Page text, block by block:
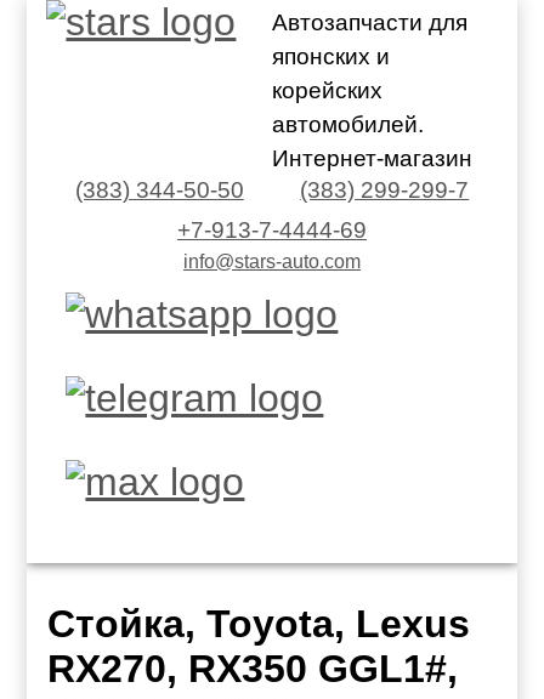
Автозапчасти для
японских и
корейских
автомобилей.
Интернет-магазин
(383) 344-50-50
(383) 299-299-7
+7-913-7-4444-69
info@stars-auto.com
Стойка, Toyota, Lexus
RX270, RX350 GGL1#,